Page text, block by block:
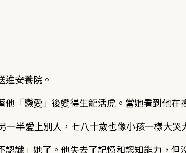
安養院。
「戀愛」後變得生龍活虎。當她看到他在
半愛上別人，七八十歲也像小孩一樣大哭
識」她了。他失去了記憶和認知能力，但